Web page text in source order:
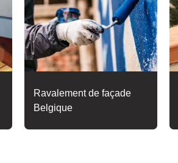
Ravalement de façade
Belgique